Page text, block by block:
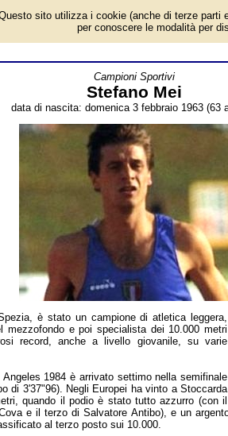
Mei - età - Almanacco
foto, qual è la data di nascita, età, dove è
dirigente sportivo. Breve biografia. Voce
Campioni Sportivi
Stefano Mei
data di nascita: domenica 3 febbraio 1963 (63
è stato un campione di atletica leggera,
mezzofondo e poi specialista dei 10.000 metri
record, anche a livello giovanile, su varie
1984 è arrivato settimo nella semifinale
di 3'37"96). Negli Europei ha vinto a Stoccarda
quando il podio è stato tutto azzurro (con il
e il terzo di Salvatore Antibo), e un
al terzo posto sui 10.000.
sito utilizza i cookie (anche di terze parti
per conoscere le modalità per